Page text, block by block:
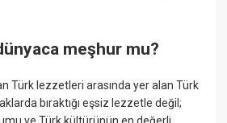
meşhur mu?
Türk lezzetleri arasında yer alan Türk
bıraktığı eşsiz lezzetle değil;